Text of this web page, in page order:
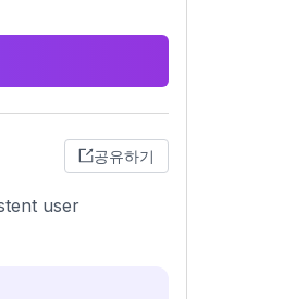
공유하기
user